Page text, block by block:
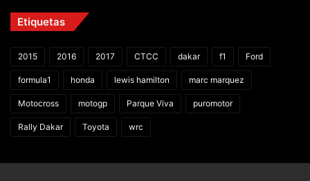
Etiquetas
2015 2016 2017 CTCC dakar f1 Ford
formula1 honda lewis hamilton marc marquez
Motocross motogp Parque Viva puromotor
Rally Dakar Toyota wrc